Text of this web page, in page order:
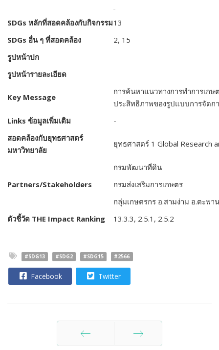
SDGs หลักที่สอดคล้องกับกิจกรรม13
SDGs อื่น ๆ ที่สอดคล้อง 2, 15
รูปหน้าปก
รูปหน้ารายละเอียด
Key Message
การค้นหาแนวทางการทำการเก
ประสิทธิภาพของรูปแบบการจัดก
Links ข้อมูลเพิ่มเติม
-
สอดคล้องกับยุทธศาสตร์
มหาวิทยาลัย
ยุทธศาสตร์ 1 Global Research
Partners/Stakeholders
กรมพัฒนาที่ดิน
กรมส่งเสริมการเกษตร
กลุ่มเกษตรกร อ.สามง่าม อ.ตะพ
ตัวชี้วัด THE Impact Ranking 13.3.3, 2.5.1, 2.5.2
#SDG13 #SDG2 #SDG15 #2566
Facebook Twitter